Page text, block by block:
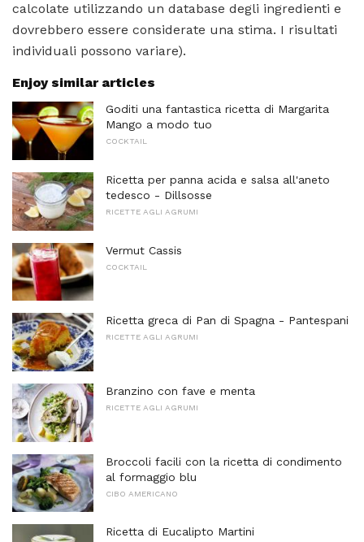
calcolate utilizzando un database degli ingredienti e
dovrebbero essere considerate una stima. I risultati
individuali possono variare).
Enjoy similar articles
Goditi una fantastica ricetta di Margarita
Mango a modo tuo
COCKTAIL
Ricetta per panna acida e salsa all'aneto
tedesco - Dillsosse
RICETTE AGLI AGRUMI
Vermut Cassis
COCKTAIL
Ricetta greca di Pan di Spagna - Pantespani
RICETTE AGLI AGRUMI
Branzino con fave e menta
RICETTE AGLI AGRUMI
Broccoli facili con la ricetta di condimento
al formaggio blu
CIBO AMERICANO
Ricetta di Eucalipto Martini